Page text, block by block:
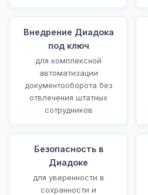
Внедрение Диадока
под ключ
для комплексной
автоматизации
документооборота без
отвлечения штатных
сотрудников
Безопасность в
Диадоке
для уверенности в
сохранности и